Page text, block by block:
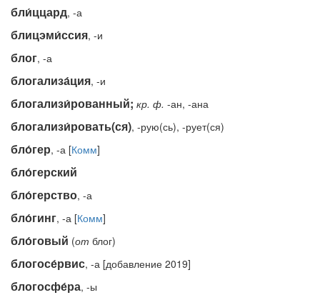
бли́ццард, -а
блицэми́ссия, -и
блог, -а
блогализа́ция, -и
блогализи́рованный; кр. ф. -ан, -ана
блогализи́ровать(ся), -рую(сь), -рует(ся)
бло́гер, -а [Комм]
бло́герский
бло́герство, -а
бло́гинг, -а [Комм]
бло́говый (от блог)
блогосе́рвис, -а [добавление 2019]
блогосфе́ра, -ы